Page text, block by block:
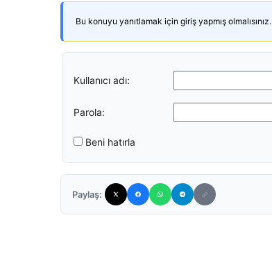
Bu konuyu yanıtlamak için giriş yapmış olmalısınız.
Kullanıcı adı:
Parola:
Beni hatırla
Paylaş: